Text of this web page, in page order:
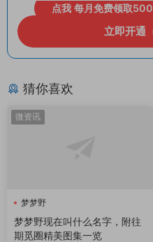
点我 每月免费领取
立即开通
猜你喜欢
微资讯
梦梦野
梦梦野现在叫什么名字，附往
期觅圈精美图集一览